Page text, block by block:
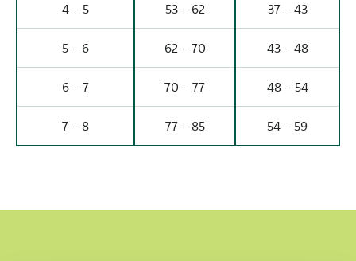
4 - 5 53 - 62 37 - 43
5 - 6 62 - 70 43 - 48
6 - 7 70 - 77 48 - 54
7 - 8 77 - 85 54 - 59